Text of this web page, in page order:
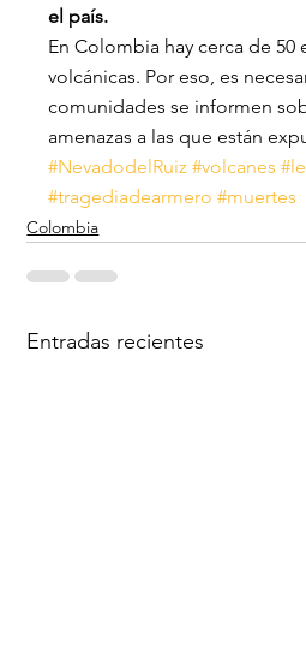
el país.
En Colombia hay cerca de 50
volcánicas. Por eso, es
comunidades se informen
amenazas a las que están
#NevadodelRuiz #volcanes
#tragediadearmero #muertes
Colombia
Entradas recientes